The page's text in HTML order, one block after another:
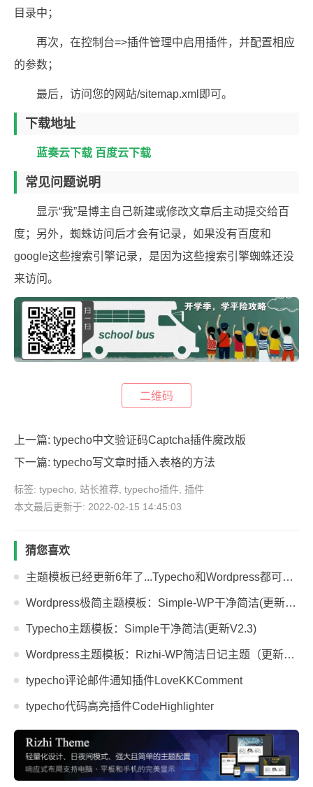
目录中；
再次，在控制台=>插件管理中启用插件，并配置相应
的参数；
最后，访问您的网站/sitemap.xml即可。
下载地址
蓝奏云下载 百度云下载
常见问题说明
显示“我”是博主自己新建或修改文章后主动提交给百
度；另外，蜘蛛访问后才会有记录，如果没有百度和
google这些搜索引擎记录，是因为这些搜索引擎蜘蛛还没
来访问。
二维码
上一篇: typecho中文验证码Captcha插件魔改版
下一篇: typecho写文章时插入表格的方法
标签: typecho 站长推荐 typecho插件 插件
本文最后更新于: 2022-02-15 14:45:03
猜您喜欢
主题模板已经更新6年了...Typecho和Wordpress都可以用！
Wordpress极简主题模板：Simple-WP干净简洁(更新V2.2)
Typecho主题模板：Simple干净简洁(更新V2.3)
Wordpress主题模板：Rizhi-WP简洁日记主题（更新V3.2）
typecho评论邮件通知插件LoveKKComment
typecho代码高亮插件CodeHighlighter